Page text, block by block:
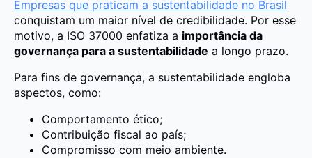
Empresas que praticam a sustentabilidade no Brasil
conquistam um maior nível de credibilidade. Por esse
motivo, a ISO 37000 enfatiza a importância da
governança para a sustentabilidade a longo prazo.
Para fins de governança, a sustentabilidade engloba
aspectos, como:
Comportamento ético;
Contribuição fiscal ao país;
Compromisso com meio ambiente.